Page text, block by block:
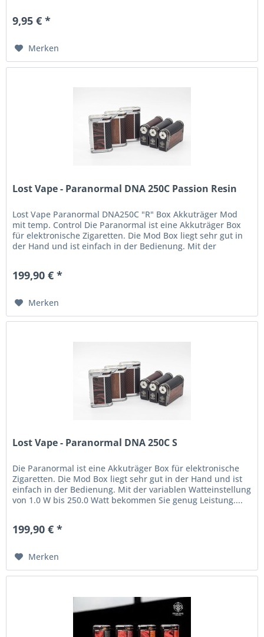
9,95 € *
Merken
Lost Vape - Paranormal DNA 250C Passion Resin
Lost Vape Paranormal DNA250C "R" Box Akkuträger Mod
mit temp. Control Die Paranormal ist eine Akkuträger Box
für elektronische Zigaretten. Die Mod Box liegt sehr gut in
der Hand und ist einfach in der Bedienung. Mit der
199,90 € *
Merken
Lost Vape - Paranormal DNA 250C S
Die Paranormal ist eine Akkuträger Box für elektronische
Zigaretten. Die Mod Box liegt sehr gut in der Hand und ist
einfach in der Bedienung. Mit der variablen Watteinstellung
von 1.0 W bis 250.0 Watt bekommen Sie genug Leistung....
199,90 € *
Merken